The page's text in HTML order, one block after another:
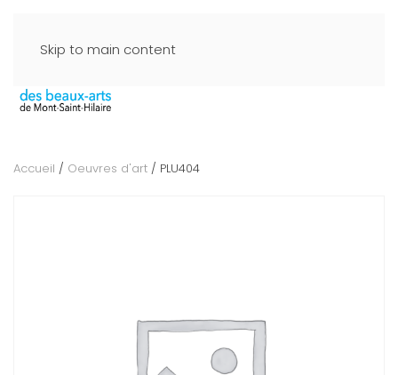
Skip to main content
Accueil / Oeuvres d'art / PLU404